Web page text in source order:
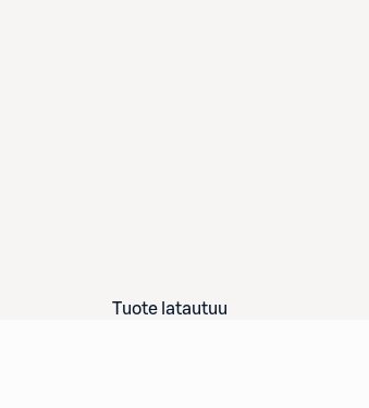
Tuote latautuu